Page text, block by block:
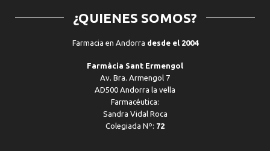
¿QUIENES SOMOS?
Farmacia en Andorra desde el 2004
Farmàcia Sant Ermengol
Av. Bra. Armengol 7
AD500 Andorra la vella
Farmacéutica:
Sandra Vidal Roca
Colegiada Nº: 72